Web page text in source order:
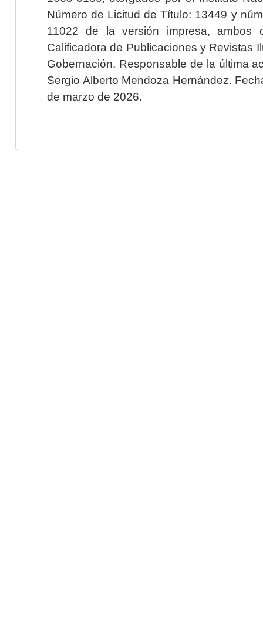
Número de Licitud de Título: 13449 y
11022 de la versión impresa, ambos
Calificadora de Publicaciones y Revistas
Gobernación. Responsable de la última
Sergio Alberto Mendoza Hernández.
de marzo de 2026.